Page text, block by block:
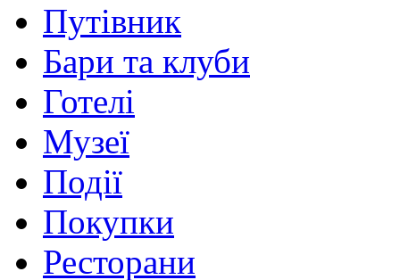
Путівник
Бари та клуби
Готелі
Музеї
Події
Покупки
Ресторани